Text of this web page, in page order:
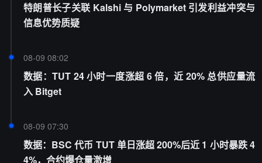
特朗普长子关联 Kalshi 与 Polymarket 引发利益冲突与
信息优势质疑
08-09 08:02
数据：TUT 24 小时一度涨超 6 倍，近 20% 总供应量流
入 Bitget
08-09 07:30
数据：BSC 代币 TUT 单日涨超 200%后近 1 小时暴跌 4
4%，合约爆仓量激增